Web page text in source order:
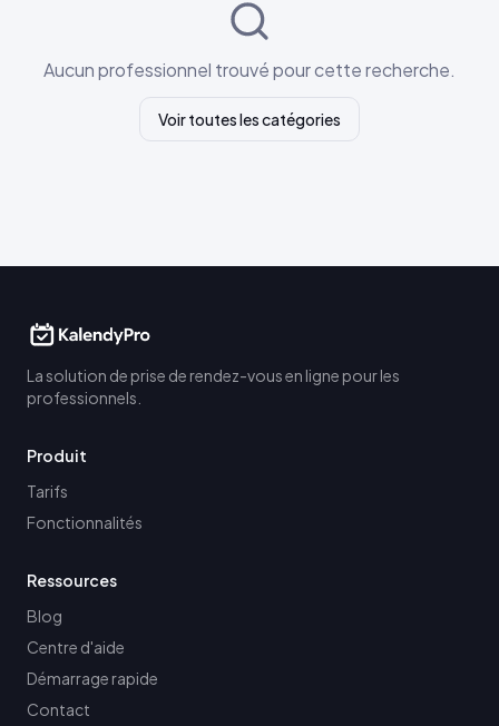
Aucun professionnel trouvé pour cette recherche.
Voir toutes les catégories
La solution de prise de rendez-vous en ligne pour les
professionnels.
Produit
Tarifs
Fonctionnalités
Ressources
Blog
Centre d'aide
Démarrage rapide
Contact